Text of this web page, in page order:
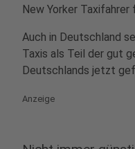
New Yorker Taxifahrer
Auch in Deutschland
Taxis als Teil der gut
Deutschlands jetzt
Anzeige